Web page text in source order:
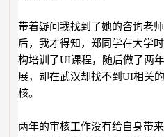
带着疑问我找到了她的咨询老
后，我才得知，郑同学在大学
构培训了UI课程，随后做了两
展，却在武汉却找不到UI相关
核。
两年的审核工作没有给自身带